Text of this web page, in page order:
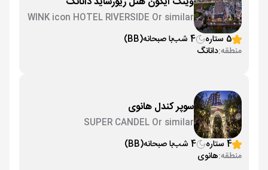
WINK icon HOTEL RIVERSIDE Or similar
5 ستاره
4 شب با صبحانه(BB)
منطقه:دانانگ
سوپر کندل هانوی
SUPER CANDEL Or similar
4 ستاره
4 شب با صبحانه(BB)
منطقه:هانوی